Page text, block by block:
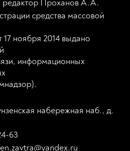
редактор Проханов А.А.
средства массовой
ноября 2014 выдано
информационных
набережная наб., д.
63